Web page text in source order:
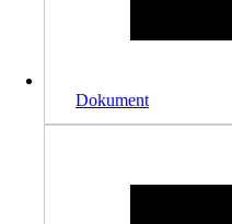
Dokument